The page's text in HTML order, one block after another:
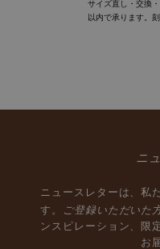
サイズ直し・交換
以内で承ります。
ニ
ニュースレターは、私
す。
ご登録いただいた
ンスピレーション、限
お